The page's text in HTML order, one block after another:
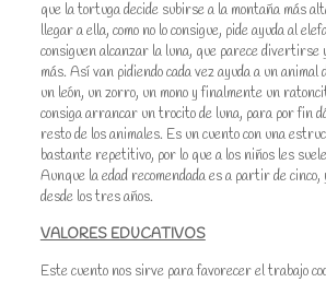
que la tortuga decide subirse a la montaña más
llegar a ella, como no lo consigue, pide ayuda al
consiguen alcanzar la luna, que parece divertirse
más. Así van pidiendo cada vez ayuda a un
un león, un zorro, un mono y finalmente un
consiga arrancar un trocito de luna, para por fin
resto de los animales. Es un cuento con una
bastante repetitivo, por lo que a los niños les
Aunque la edad recomendada es a partir de cinco,
desde los tres años.
VALORES EDUCATIVOS
Este cuento nos sirve para favorecer el trabajo